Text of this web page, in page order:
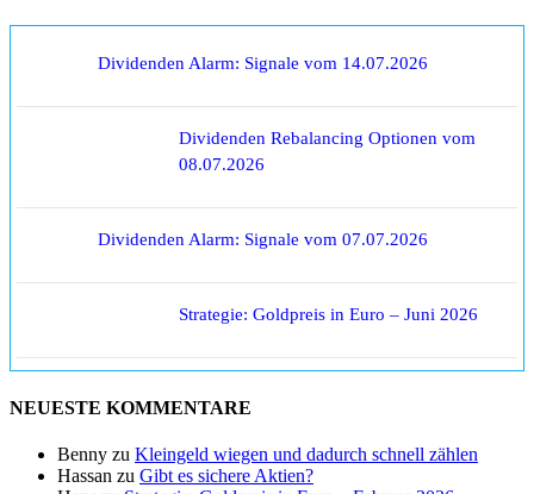
Dividenden Alarm: Signale vom 14.07.2026
Dividenden Rebalancing Optionen vom
08.07.2026
Dividenden Alarm: Signale vom 07.07.2026
Strategie: Goldpreis in Euro – Juni 2026
NEUESTE KOMMENTARE
Benny zu Kleingeld wiegen und dadurch schnell zählen
Hassan zu Gibt es sichere Aktien?